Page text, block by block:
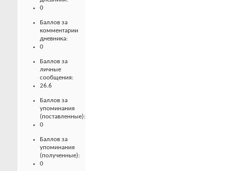
0
Баллов за
комментарии
дневника:
0
Баллов за
личные
сообщения:
26.6
Баллов за
упоминания
(поставленные):
0
Баллов за
упоминания
(полученные):
0